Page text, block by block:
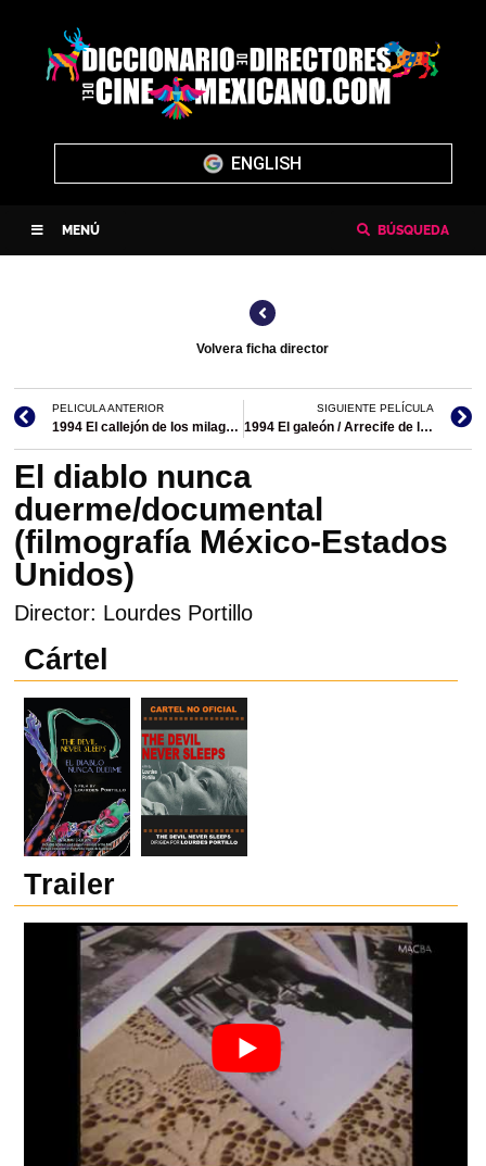
ENGLISH
MENÚ BÚSQUEDA
Volvera ficha director
PELICULA ANTERIOR
1994 El callejón de los milagros
SIGUIENTE PELÍCULA
1994 El galeón / Arrecife de los alacranes
El diablo nunca
duerme/documental
(filmografía México-Estados
Unidos)
Director: Lourdes Portillo
Cártel
Trailer